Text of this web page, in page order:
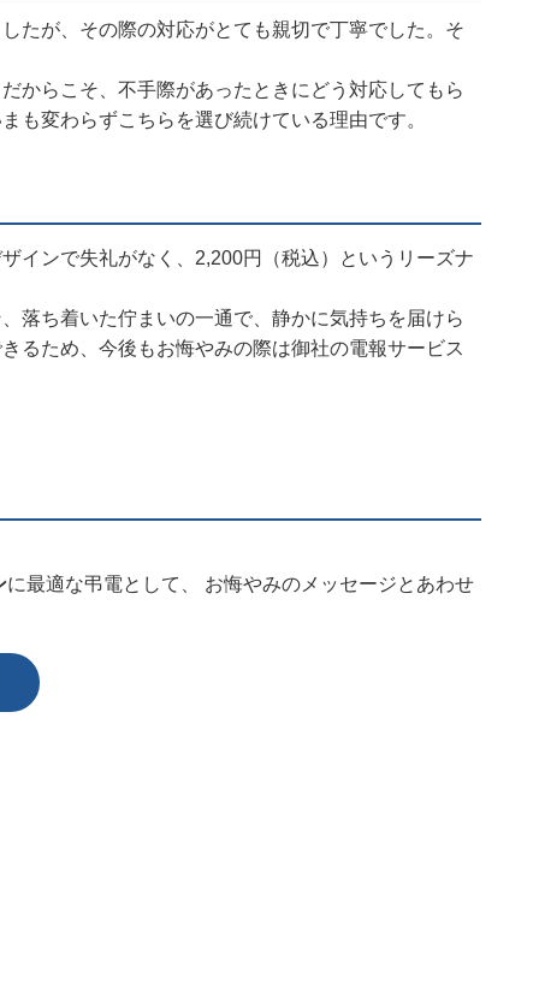
たが、その際の対応がとても親切で丁寧でした。そ
からこそ、不手際があったときにどう対応してもら
変わらずこちらを選び続けている理由です。
インで失礼がなく、2,200円（税込）というリーズナ
落ち着いた佇まいの一通で、静かに気持ちを届けら
るため、今後もお悔やみの際は御社の電報サービス
に最適な弔電として、 お悔やみのメッセージとあわせ